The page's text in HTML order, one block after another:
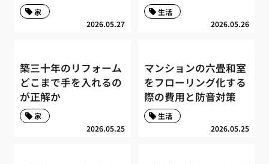
2026.05.27
家
2026.05.26
生活
築三十年のリフォーム
どこまで手を入れるの
が正解か
2026.05.25
家
マンションの六畳和室
をフローリング化する
際の費用と防音対策
2026.05.25
生活